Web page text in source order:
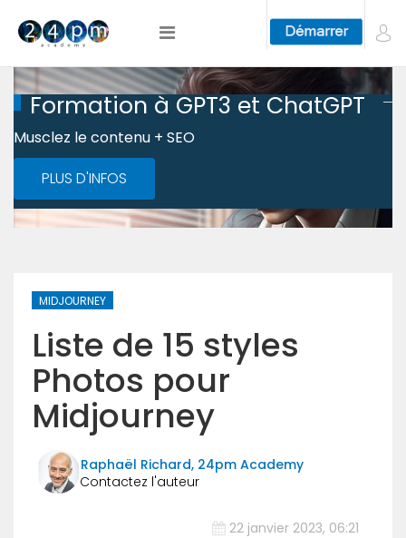
Formation à GPT3 et ChatGPT
Musclez le contenu + SEO
PLUS D'INFOS
MIDJOURNEY
Liste de 15 styles
Photos pour
Midjourney
Raphaël Richard, 24pm Academy
22 janvier 2023, 06:21